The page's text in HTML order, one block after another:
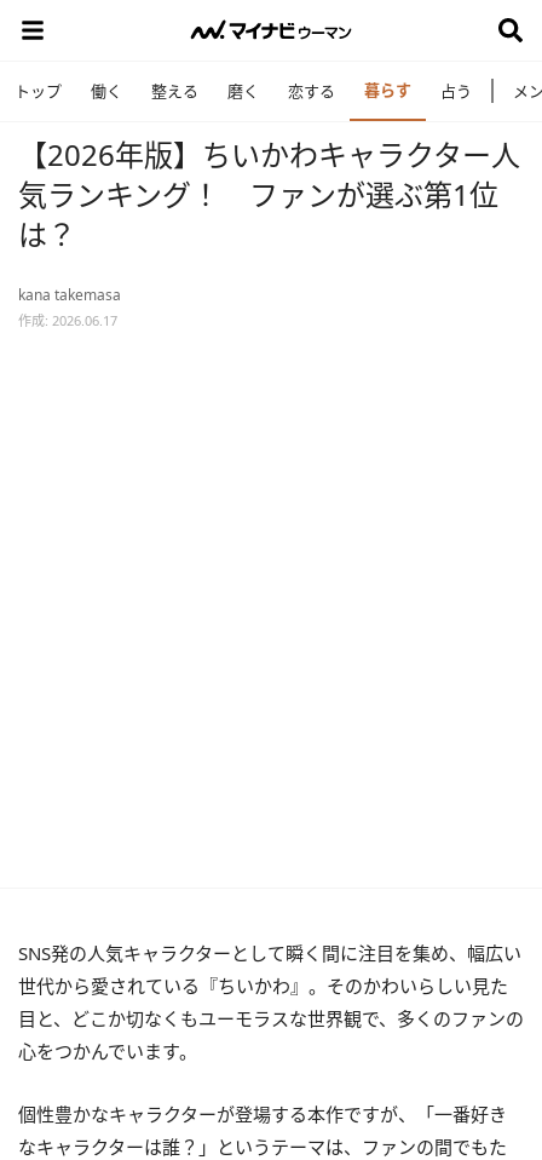
トップ 働く 整える 磨く 恋する 暮らす 占う メ
【2026年版】ちいかわキャラクター人
気ランキング！ ファンが選ぶ第1位
は？
kana takemasa
作成: 2026.06.17
SNS発の人気キャラクターとして瞬く間に注目を集め、幅広い
世代から愛されている『ちいかわ』。そのかわいらしい見た
目と、どこか切なくもユーモラスな世界観で、多くのファンの
心をつかんでいます。
個性豊かなキャラクターが登場する本作ですが、「一番好き
なキャラクターは誰？」というテーマは、ファンの間でもた